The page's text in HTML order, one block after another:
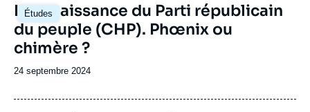
Études
Image
principale
La renaissance du Parti républicain
du peuple (CHP). Phœnix ou
chimère ?
Date
publication
24 septembre 2024